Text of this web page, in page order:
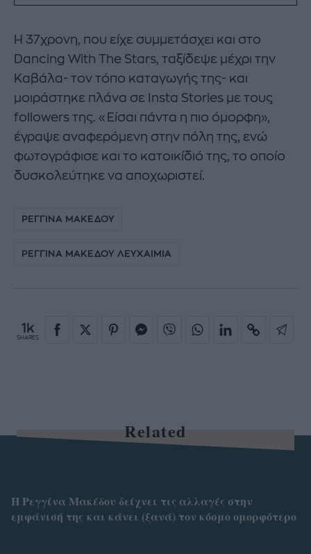
Η 37χρονη, που είχε συμμετάσχει και στο
Dancing With The Stars, ταξίδεψε μέχρι την
Καβάλα- τον τόπο καταγωγής της- και
μοιράστηκε πλάνα σε Insta Stories με τους
followers της. «Είσαι πάντα η πιο όμορφη»,
έγραψε αναφερόμενη στην πόλη της, ενώ
φωτογράφισε και το κατοικίδιό της, το οποίο
δυσκολεύτηκε να αποχωριστεί.
ΡΕΓΓΙΝΑ ΜΑΚΕΔΟΥ
ΡΕΓΓΙΝΑ ΜΑΚΕΔΟΥ ΛΕΥΧΑΙΜΙΑ
1k
SHARES
Related
Η Ρεγγίνα Μακέδου δείχνει τις αλλαγές στην
εμφάνισή της και κάνει (ξανά) τον κόσμο ομορφότερο